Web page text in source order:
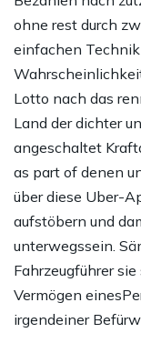
ohne rest durch
einfachen
Lotto nach das
Land der dichter
angeschaltet
as part of denen
über diese Uber-
aufstöbern und
unterwegssein.
Fahrzeugführer
Vermögen
irgendeiner